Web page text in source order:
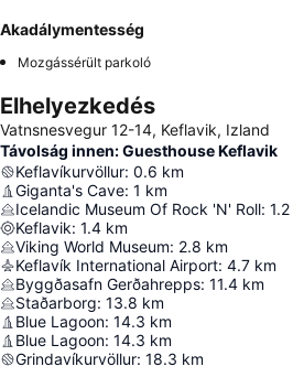
Akadálymentesség
Mozgássérült parkoló
Elhelyezkedés
Vatnsnesvegur 12-14, Keflavik, Izland
Távolság innen: Guesthouse Keflavik
Keflavíkurvöllur: 0.6 km
Giganta's Cave: 1 km
Icelandic Museum Of Rock 'N' Roll: 1.2
Keflavik: 1.4 km
Viking World Museum: 2.8 km
Keflavík International Airport: 4.7 km
Byggðasafn Gerðahrepps: 11.4 km
Staðarborg: 13.8 km
Blue Lagoon: 14.3 km
Blue Lagoon: 14.3 km
Grindavíkurvöllur: 18.3 km